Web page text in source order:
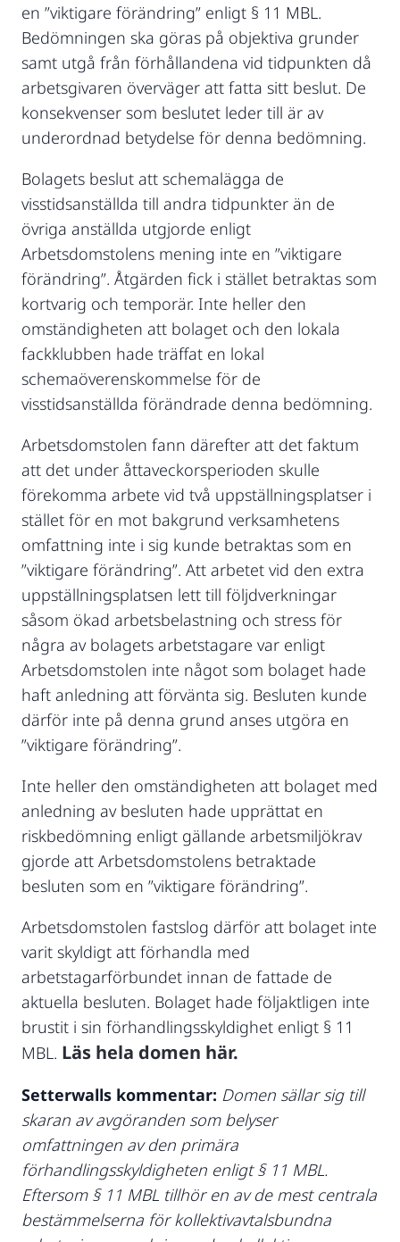
en ”viktigare förändring” enligt § 11 MBL.
Bedömningen ska göras på objektiva grunder
samt utgå från förhållandena vid tidpunkten då
arbetsgivaren överväger att fatta sitt beslut. De
konsekvenser som beslutet leder till är av
underordnad betydelse för denna bedömning.
Bolagets beslut att schemalägga de
visstidsanställda till andra tidpunkter än de
övriga anställda utgjorde enligt
Arbetsdomstolens mening inte en ”viktigare
förändring”. Åtgärden fick i stället betraktas som
kortvarig och temporär. Inte heller den
omständigheten att bolaget och den lokala
fackklubben hade träffat en lokal
schemaöverenskommelse för de
visstidsanställda förändrade denna bedömning.
Arbetsdomstolen fann därefter att det faktum
att det under åttaveckorsperioden skulle
förekomma arbete vid två uppställningsplatser i
stället för en mot bakgrund verksamhetens
omfattning inte i sig kunde betraktas som en
”viktigare förändring”. Att arbetet vid den extra
uppställningsplatsen lett till följdverkningar
såsom ökad arbetsbelastning och stress för
några av bolagets arbetstagare var enligt
Arbetsdomstolen inte något som bolaget hade
haft anledning att förvänta sig. Besluten kunde
därför inte på denna grund anses utgöra en
”viktigare förändring”.
Inte heller den omständigheten att bolaget med
anledning av besluten hade upprättat en
riskbedömning enligt gällande arbetsmiljökrav
gjorde att Arbetsdomstolens betraktade
besluten som en ”viktigare förändring”.
Arbetsdomstolen fastslog därför att bolaget inte
varit skyldigt att förhandla med
arbetstagarförbundet innan de fattade de
aktuella besluten. Bolaget hade följaktligen inte
brustit i sin förhandlingsskyldighet enligt § 11
MBL. Läs hela domen här.
Setterwalls kommentar: Domen sällar sig till
skaran av avgöranden som belyser
omfattningen av den primära
förhandlingsskyldigheten enligt § 11 MBL.
Eftersom § 11 MBL tillhör en av de mest centrala
bestämmelserna för kollektivavtalsbundna